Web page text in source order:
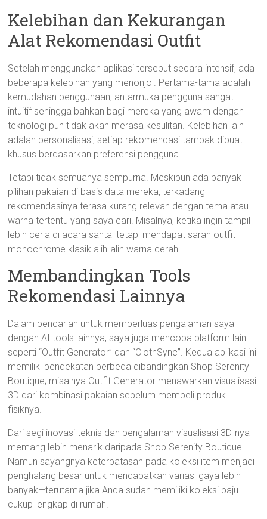
Kelebihan dan Kekurangan
Alat Rekomendasi Outfit
Setelah menggunakan aplikasi tersebut secara intensif, ada
beberapa kelebihan yang menonjol. Pertama-tama adalah
kemudahan penggunaan; antarmuka pengguna sangat
intuitif sehingga bahkan bagi mereka yang awam dengan
teknologi pun tidak akan merasa kesulitan. Kelebihan lain
adalah personalisasi; setiap rekomendasi tampak dibuat
khusus berdasarkan preferensi pengguna.
Tetapi tidak semuanya sempurna. Meskipun ada banyak
pilihan pakaian di basis data mereka, terkadang
rekomendasinya terasa kurang relevan dengan tema atau
warna tertentu yang saya cari. Misalnya, ketika ingin tampil
lebih ceria di acara santai tetapi mendapat saran outfit
monochrome klasik alih-alih warna cerah.
Membandingkan Tools
Rekomendasi Lainnya
Dalam pencarian untuk memperluas pengalaman saya
dengan AI tools lainnya, saya juga mencoba platform lain
seperti “Outfit Generator” dan “ClothSync”. Kedua aplikasi ini
memiliki pendekatan berbeda dibandingkan Shop Serenity
Boutique; misalnya Outfit Generator menawarkan visualisasi
3D dari kombinasi pakaian sebelum membeli produk
fisiknya.
Dari segi inovasi teknis dan pengalaman visualisasi 3D-nya
memang lebih menarik daripada Shop Serenity Boutique.
Namun sayangnya keterbatasan pada koleksi item menjadi
penghalang besar untuk mendapatkan variasi gaya lebih
banyak—terutama jika Anda sudah memiliki koleksi baju
cukup lengkap di rumah.